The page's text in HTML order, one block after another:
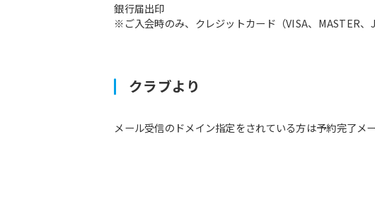
銀行届出印
※ご入会時のみ、クレジットカード（VISA、MASTER、
クラブより
メール受信のドメイン指定をされている方は予約完了